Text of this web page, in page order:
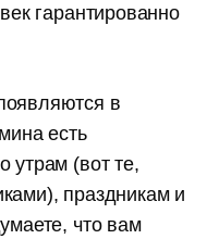
гарантированно
в
есть
утрам (вот те,
праздникам и
что вам